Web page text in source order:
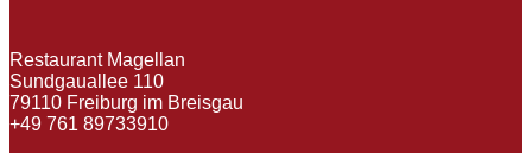
Restaurant Magellan
Sundgauallee 110
79110 Freiburg im Breisgau
+49 761 89733910